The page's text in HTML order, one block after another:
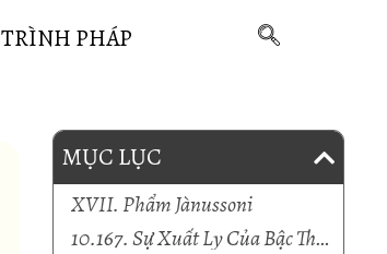
TRÌNH PHÁP
MỤC LỤC
XVII. Phẩm Jànussoni
10.167. Sự Xuất Ly Của Bậc Thánh (1)